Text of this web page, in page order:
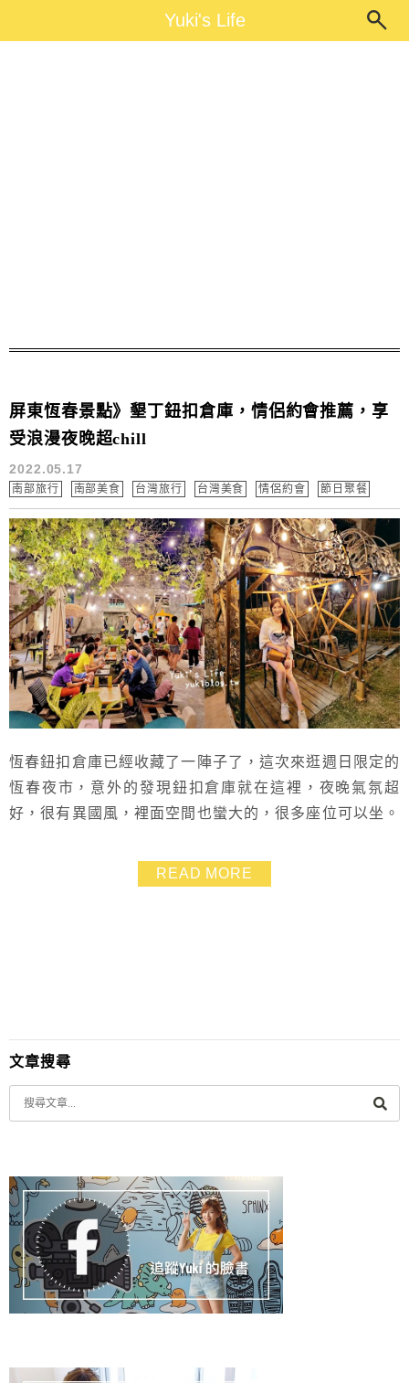
Yuki's LifeYuki's Life
屏東恆春景點》墾丁鈕扣倉庫，情侶約會推薦，享
受浪漫夜晚超chill
2022.05.17
南部旅行 南部美食 台灣旅行 台灣美食 情侶約會 節日聚餐
恆春鈕扣倉庫已經收藏了一陣子了，這次來逛週日限定的
恆春夜市，意外的發現鈕扣倉庫就在這裡，夜晚氣氛超
好，很有異國風，裡面空間也蠻大的，很多座位可以坐。
有趣哦！在找墾丁景點的朋友趕快收藏！
READ MORE
文章搜尋